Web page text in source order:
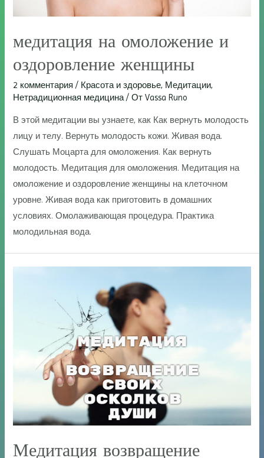
медитация на омоложение и
оздоровление женщины
2 комментария / Красота и здоровье, Медитации,
Нетрадиционная медицина / От Vassa Runo
В этой медитации вы узнаете, как Как вернуть молодость
лицу и телу. Вернуть молодость кожи. Живая вода.
Слушать Моцарта для омоложения. Как вернуть
молодость. Медитация для омоложения. Медитация на
омоложение и оздоровление женщины на клеточном
уровне. Живая вода как приготовить в домашних
условиях. Омолаживающая процедура. Практика
молодильная вода.
Медитация возвращение